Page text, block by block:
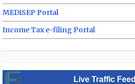
MEDiSEP Portal
Income Tax e-filing Portal
Live Traffic Feed